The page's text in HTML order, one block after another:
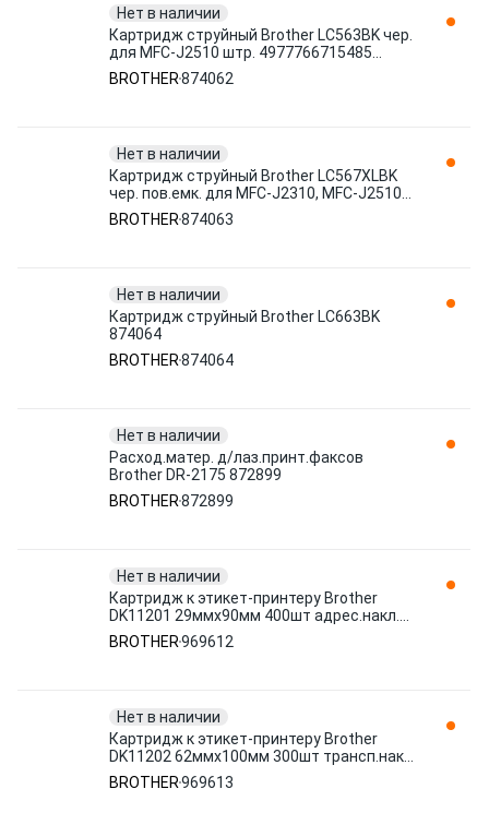
Нет в наличии
Картридж струйный Brother LC563BK чер.
для MFC-J2510 штр. 4977766715485
874062
BROTHER874062
Нет в наличии
Картридж струйный Brother LC567XLBK
чер. пов.емк. для MFC-J2310, MFC-J2510
штр. 4977766715522 874063
BROTHER874063
Нет в наличии
Картридж струйный Brother LC663BK
874064
BROTHER874064
Нет в наличии
Расход.матер. д/лаз.принт.факсов
Brother DR-2175 872899
BROTHER872899
Нет в наличии
Картридж к этикет-принтеру Brother
DK11201 29ммх90мм 400шт адрес.накл.
для 969612
BROTHER969612
Нет в наличии
Картридж к этикет-принтеру Brother
DK11202 62ммх100мм 300шт трансп.накл.
дл 969613
BROTHER969613